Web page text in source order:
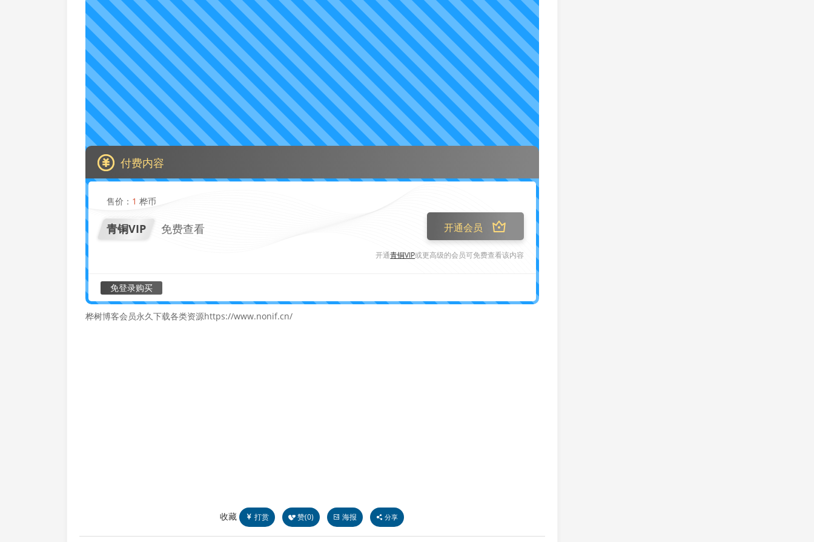
付费内容
售价： 1 桦币
青铜VIP 免费查看 开通会员
开通青铜VIP或更高级的会员可免费查看该内容
免登录购买
桦树博客会员永久下载各类资源https://www.nonif.cn/
收藏 打赏 赞(0) 海报 分享